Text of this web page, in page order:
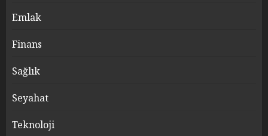
Emlak
Finans
Sağlık
Seyahat
Teknoloji